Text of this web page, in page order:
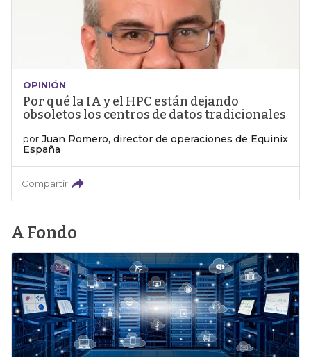
OPINIÓN
Por qué la IA y el HPC están dejando
obsoletos los centros de datos tradicionales
por Juan Romero, director de operaciones de Equinix
España
Compartir
A Fondo